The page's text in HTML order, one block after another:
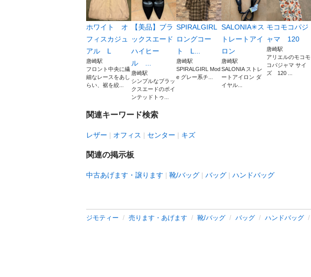
ホワイト オ
フィスカジュ
アル L
唐崎駅
フロント中央に繊
細なレースをあし
らい、裾を絞...
【美品】ブラ
ックスエード
ハイヒー
ル ...
唐崎駅
シンプルなブラッ
クスエードのポイ
ンテッドトゥ...
SPIRALGIRL
ロングコー
ト L...
唐崎駅
SPIRALGIRL Mod
e グレー系チ...
SALONIA✳︎ス
トレートアイ
ロン
唐崎駅
SALONIA ストレ
ートアイロン ダ
イヤル...
モコモコパジ
ャマ 120
唐崎駅
アリエルのモコモ
コパジャマ サイ
ズ 120 ...
関連キーワード検索
レザー オフィス センター キズ
関連の掲示板
中古あげます・譲ります 靴/バッグ バッグ ハンドバッグ
ジモティー 売ります・あげます 靴/バッグ バッグ ハンドバッグ